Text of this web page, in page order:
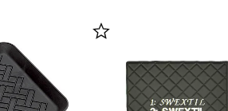
Lägg till i favoriter